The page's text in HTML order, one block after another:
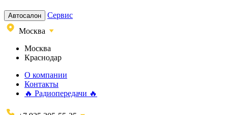
Автосалон
Сервис
Москва
Москва
Краснодар
О компании
Контакты
🔥 Радиопередачи 🔥